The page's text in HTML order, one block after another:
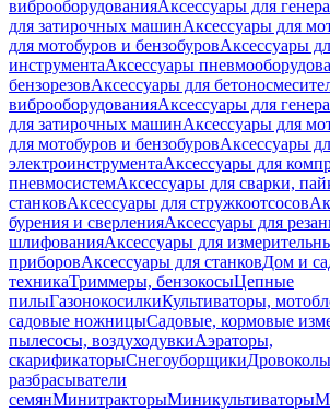
виброоборудованияАксессуары для
для затирочных машинАксессуары для
для мотобуров и бензобуровАксессуары
инструментаАксессуары
бензорезовАксессуары для
виброоборудованияАксессуары для
для затирочных машинАксессуары для
для мотобуров и бензобуровАксессуары
электроинструментаАксессуары для
пневмосистемАксессуары для сварки,
станковАксессуары для стружкоотсосов
бурения и сверленияАксессуары для
шлифованияАксессуары для
приборовАксессуары для станковДом и
техникаТриммеры, бензокосыЦепные
пилыГазонокосилкиКультиваторы,
садовые ножницыСадовые, кормовые
пылесосы, воздуходувкиАэраторы,
скарификаторыСнегоуборщикиДровоколы
разбрасыватели
семянМинитракторыМиникультиваторы